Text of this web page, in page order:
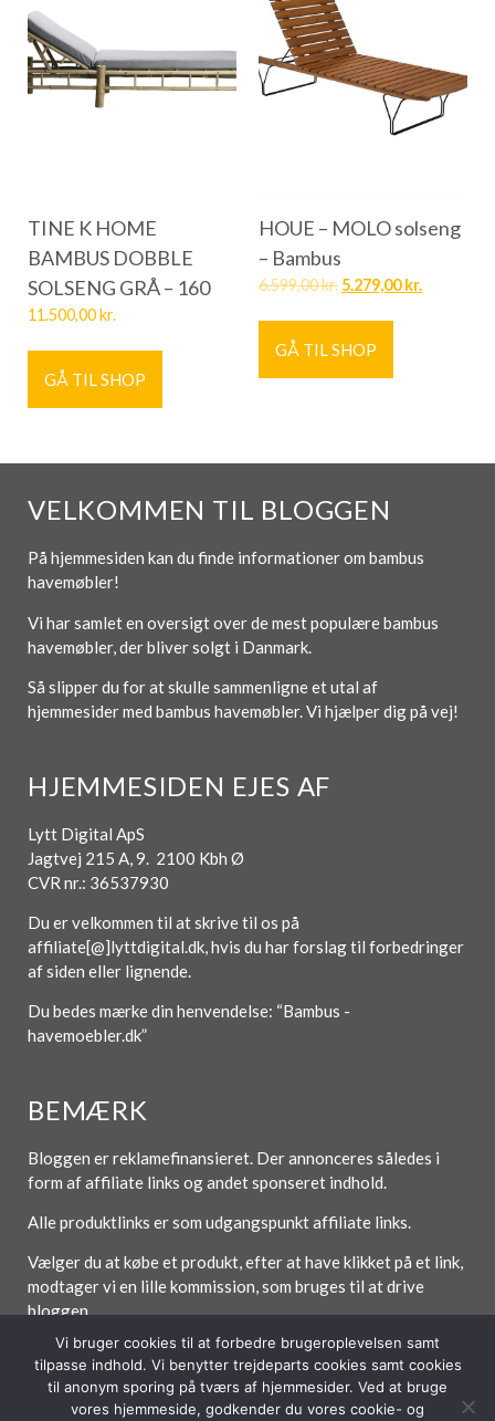
TINE K HOME
BAMBUS DOBBLE
SOLSENG GRÅ – 160
11.500,00kr.
GÅ TIL SHOP
HOUE – MOLO solseng
– Bambus
6.599,00kr. 5.279,00kr.
GÅ TIL SHOP
VELKOMMEN TIL BLOGGEN
På hjemmesiden kan du finde informationer om bambus
havemøbler!
Vi har samlet en oversigt over de mest populære bambus
havemøbler, der bliver solgt i Danmark.
Så slipper du for at skulle sammenligne et utal af
hjemmesider med bambus havemøbler. Vi hjælper dig på vej!
HJEMMESIDEN EJES AF
Lytt Digital ApS
Jagtvej 215 A, 9. 2100 Kbh Ø
CVR nr.: 36537930
Du er velkommen til at skrive til os på
affiliate[@]lyttdigital.dk, hvis du har forslag til forbedringer
af siden eller lignende.
Du bedes mærke din henvendelse: “Bambus -
havemoebler.dk”
BEMÆRK
Bloggen er reklamefinansieret. Der annonceres således i
form af affiliate links og andet sponseret indhold.
Alle produktlinks er som udgangspunkt affiliate links.
Vælger du at købe et produkt, efter at have klikket på et link,
modtager vi en lille kommission, som bruges til at drive
bloggen.
Forside Om / Kontakt Betingelser
Vi bruger cookies til at forbedre brugeroplevelsen samt
tilpasse indhold. Vi benytter trejdeparts cookies samt cookies
til anonym sporing på tværs af hjemmesider. Ved at bruge
vores hjemmeside, godkender du vores cookie- og